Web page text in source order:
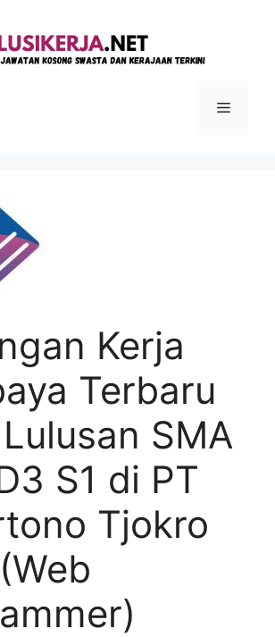
Menu
Kerja
Terbaru
SMA
S1 di PT
Tjokro